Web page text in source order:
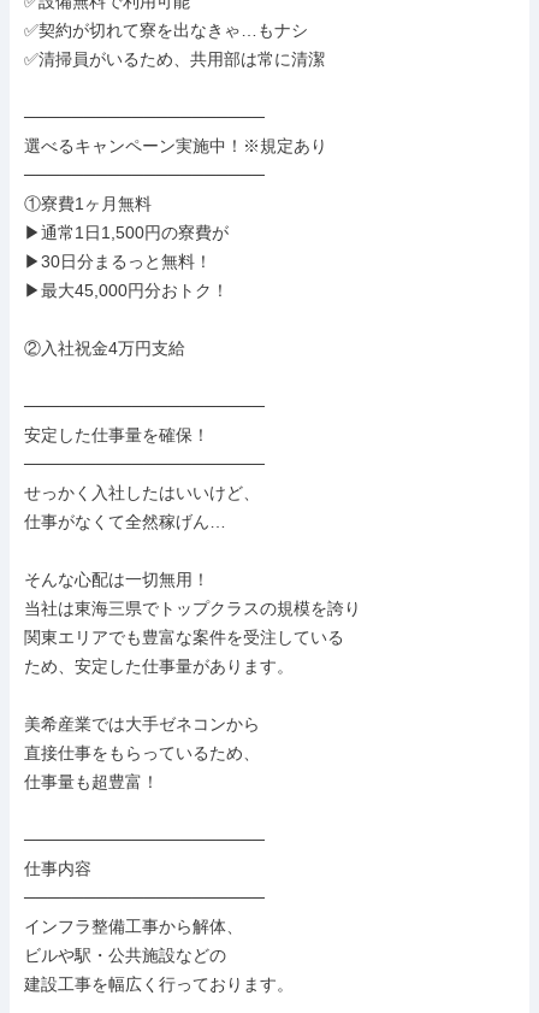
✅契約が切れて寮を出なきゃ…もナシ
✅清掃員がいるため、共用部は常に清潔
────────────────────
選べるキャンペーン実施中！※規定あり
────────────────────
①寮費1ヶ月無料
▶通常1日1,500円の寮費が
▶30日分まるっと無料！
▶最大45,000円分おトク！
②入社祝金4万円支給
────────────────────
安定した仕事量を確保！
────────────────────
せっかく入社したはいいけど、
仕事がなくて全然稼げん…
そんな心配は一切無用！
当社は東海三県でトップクラスの規模を誇り
関東エリアでも豊富な案件を受注している
ため、安定した仕事量があります。
美希産業では大手ゼネコンから
直接仕事をもらっているため、
仕事量も超豊富！
────────────────────
仕事内容
────────────────────
インフラ整備工事から解体、
ビルや駅・公共施設などの
建設工事を幅広く行っております。